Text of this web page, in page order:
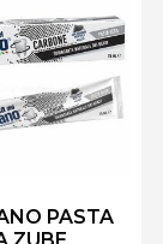
PASTA
ZUBE